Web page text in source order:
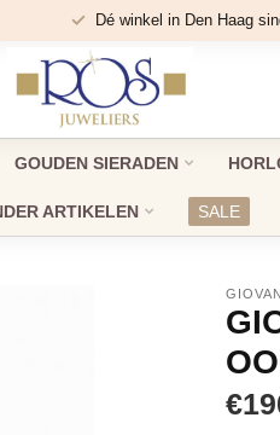
Dé winkel in Den Haag
GOUDEN SIERADEN
ARTIKELEN SALE